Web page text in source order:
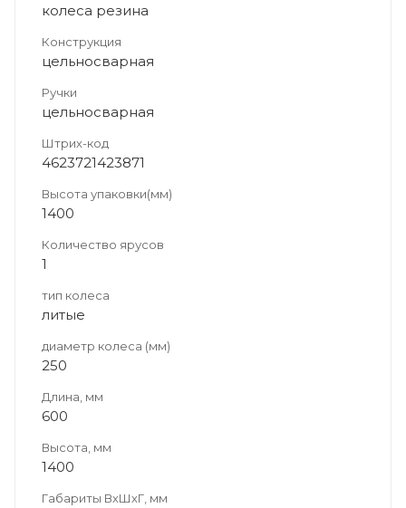
колеса резина
Конструкция
цельносварная
Ручки
цельносварная
Штрих-код
4623721423871
Высота упаковки(мм)
1400
Количество ярусов
1
тип колеса
литые
диаметр колеса (мм)
250
Длина, мм
600
Высота, мм
1400
Габариты ВхШхГ, мм